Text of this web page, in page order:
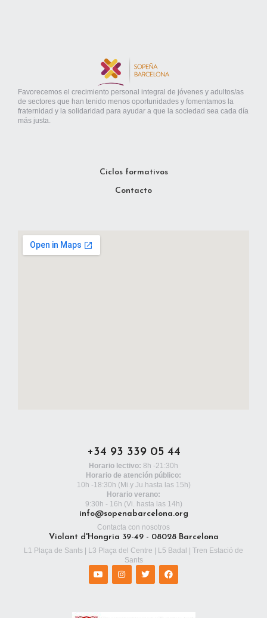
Favorecemos el crecimiento personal integral de jóvenes y adultos/as
de sectores que han tenido menos oportunidades y fomentamos la
fraternidad y la solidaridad para ayudar a que la sociedad sea cada día
más justa.
Ciclos formativos
Contacto
+34 93 339 05 44
Horario lectivo: 8h -21:30h
Horario de atención público:
10h -18:30h (Mi.y Ju.hasta las 15h)
Horario verano:
9:30h - 16h (Vi. hasta las 14h)
info@sopenabarcelona.org
Contacta con nosotros
Violant d'Hongria 39-49 - 08028 Barcelona
L1 Plaça de Sants | L3 Plaça del Centre | L5 Badal | Tren Estació de
Sants